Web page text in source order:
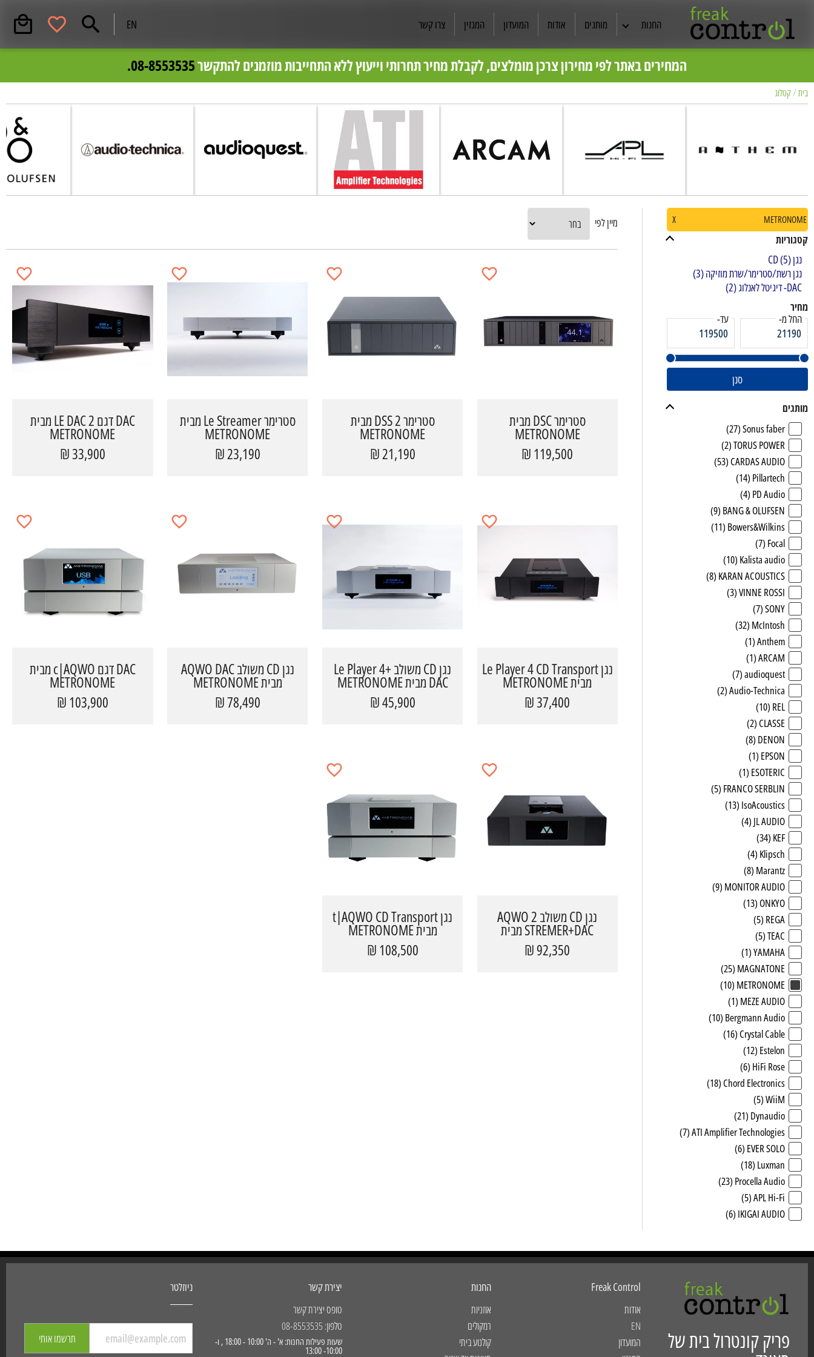
החנות
אוזניות
רמקולים
תצוגות ויד שניה
סטריאו
מותגים אודות המועדון המגזין צרו קשר EN
פריק קונטרול
כל מותגי האודיו קיימים בפריק קונטורל ויתווספו לאתר בהמשך .
המחירים באתר לפי מחירון צרכן מומלצים, לקבלת מחיר תחרותי וייעוץ ללא התחייבות מוזמנים להתקשר08-8553535. בס״ד
בית/קטלוג
METRONOME
X
קטגוריות
נגן CD(5)
נגן רשת/סטרימר/שרת מוזיקה(3)
DAC- דיגיטל לאנלוג
(2)
מחיר
החל מ- עד-
סנן
מותגים
Sonus faber
(27)
TORUS POWER
(2)
CARDAS AUDIO
(53)
Pillartech
(14)
PD Audio
(4)
BANG & OLUFSEN
(9)
Bowers&Wilkins
(11)
Focal
(7)
Kalista audio
(10)
KARAN ACOUSTICS
(8)
VINNE ROSSI
(3)
SONY
(7)
McIntosh
(32)
Anthem
(1)
ARCAM
(1)
audioquest
(7)
Audio-Technica
(2)
REL
(10)
CLASSE
(2)
DENON
(8)
EPSON
(1)
ESOTERIC
(1)
FRANCO SERBLIN
(5)
IsoAcoustics
(13)
JL AUDIO
(4)
KEF
(34)
Klipsch
(4)
Marantz
(8)
MONITOR AUDIO
(9)
ONKYO
(13)
REGA
(5)
TEAC
(5)
YAMAHA
(1)
MAGNATONE
(25)
METRONOME
(10)
MEZE AUDIO
(1)
Bergmann Audio
(10)
Crystal Cable
(16)
Estelon
(12)
HiFi Rose
(6)
Chord Electronics
(18)
WiiM
(5)
Dynaudio
(21)
ATI Amplifier Technologies
(7)
EVER SOLO
(6)
Luxman
(18)
Procella Audio
(23)
APL Hi-Fi
(5)
IKIGAI AUDIO
(6)
מיין לפי
סטרימר DSC מבית
METRONOME
119,500 ₪
סטרימר DSS 2 מבית
METRONOME
21,190 ₪
סטרימר Le Streamer מבית
METRONOME
23,190 ₪
DAC דגם LE DAC 2 מבית
METRONOME
33,900 ₪
נגן Le Player 4 CD Transport
מבית METRONOME
37,400 ₪
נגן CD משולב Le Player 4+
DAC מבית METRONOME
45,900 ₪
נגן CD משולב AQWO DAC
מבית METRONOME
78,490 ₪
DAC דגם c|AQWO מבית
METRONOME
103,900 ₪
נגן CD משולב AQWO 2
STREMER+DAC מבית
METRONOME
92,350 ₪
נגן t|AQWO CD Transport
מבית METRONOME
108,500 ₪
פריק קונטרול בית של
Freak Control
אודות
EN
המועדון
החנות
אוזניות
רמקולים
קולנוע ביתי
יצירת קשר
טופס יצירת קשר
טלפון: 08-8553535
שעות פעילות החנות: א' - ה' 10:00 - 18:00 , ו-
10:00- 13:00
ניוזלטר
תרשמו אותי